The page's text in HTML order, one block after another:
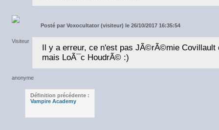
Posté par Voxocultator (visiteur) le 26/10/2017 16:35:54
Il y a erreur, ce n'est pas JÃ©rÃ©mie Covillault
mais LoÃ¯c HoudrÃ© :)
Définition précédente :
Vampire Academy